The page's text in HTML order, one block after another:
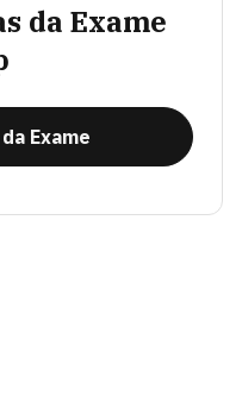
da Exame
Exame